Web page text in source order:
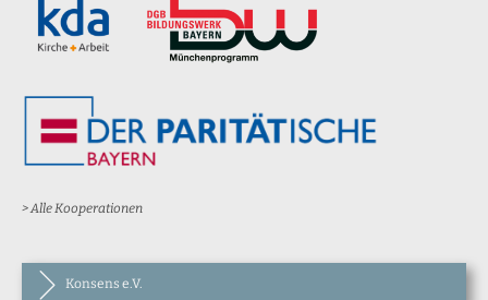
> Alle Kooperationen
Konsens e.V.